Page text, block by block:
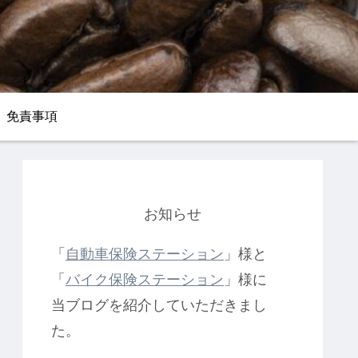
免責事項
お知らせ
「 自動車保険ステーション 」様と
「 バイク保険ステーション 」様に
当ブログを紹介していただきまし
た。